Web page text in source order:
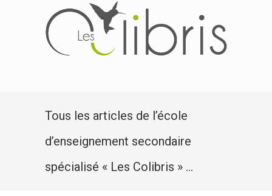
Tous les articles de l’école
d’enseignement secondaire
spécialisé « Les Colibris » …